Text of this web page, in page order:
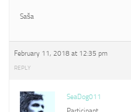
Saša
February 11, 2018 at 12:35 pm
REPLY
SeaDog011